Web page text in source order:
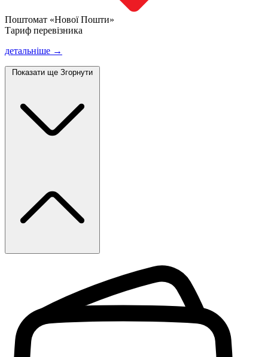
Поштомат «Нової Пошти»
Тариф перевізника
детальніше →
Показати ще Згорнути